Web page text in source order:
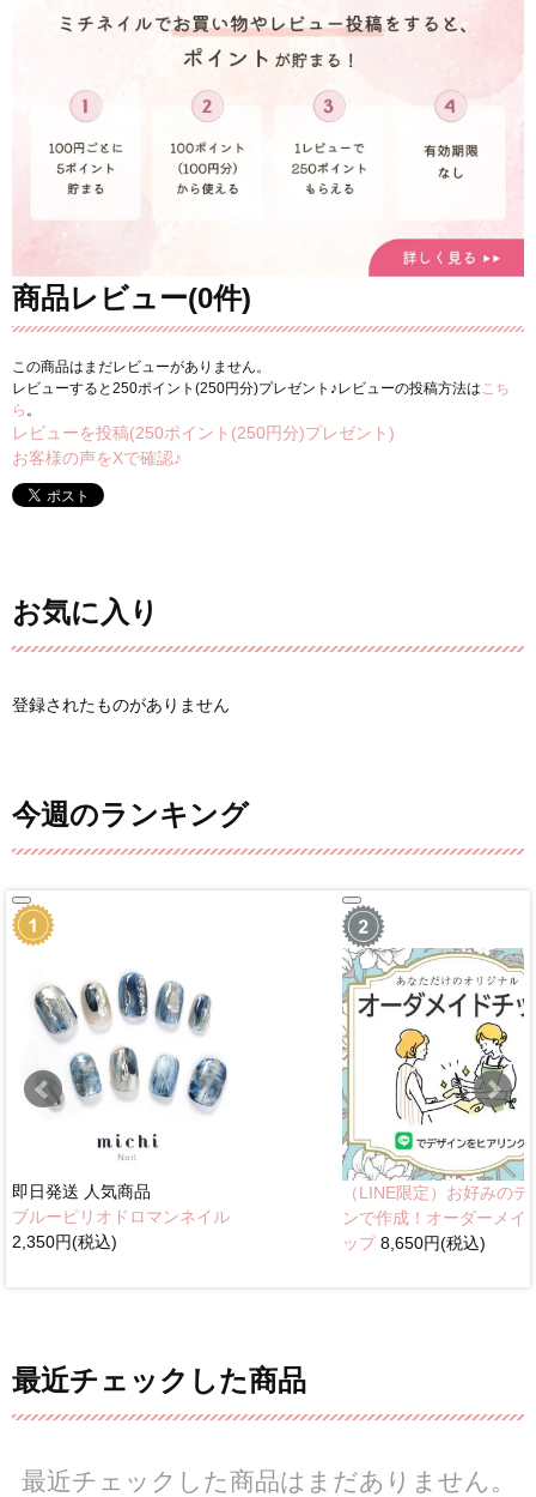
商品レビュー(0件)
この商品はまだレビューがありません。
レビューすると250ポイント(250円分)プレゼント♪レビューの投稿方法はこち
ら 。
レビューを投稿(250ポイント(250円分)プレゼント)
お客様の声をXで確認♪
お気に入り
登録されたものがありません
今週のランキング
即日発送 人気商品
ブルーピリオドロマンネイル
2,350円(税込)
（LINE限定）お好みのデ
ンで作成！オーダーメイ
ップ8,650円(税込)
最近チェックした商品
最近チェックした商品はまだありません。